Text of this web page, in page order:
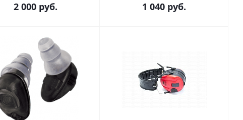
2 000 руб. 1 040 руб.